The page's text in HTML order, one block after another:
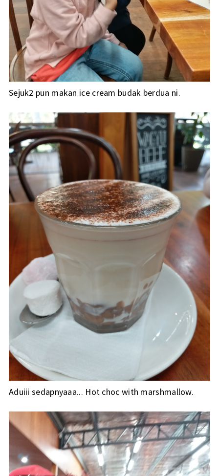
Sejuk2 pun makan ice cream budak berdua ni.
Aduiii sedapnyaaa... Hot choc with marshmallow.